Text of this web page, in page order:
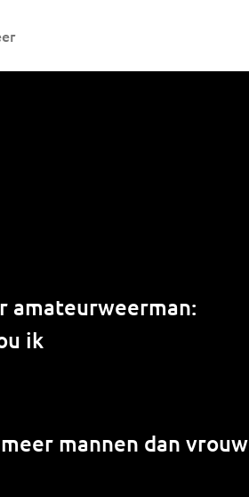
amateurweerman:
ik
mannen dan